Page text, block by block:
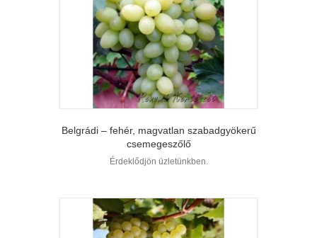
Belgrádi – fehér, magvatlan szabadgyökerű
csemegeszőlő
Érdeklődjön üzletünkben.